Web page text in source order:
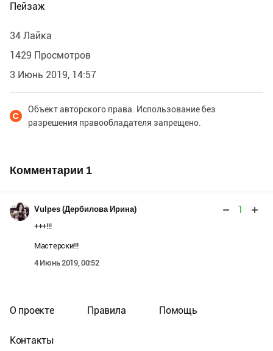
Пейзаж
34 Лайка
1429 Просмотров
3 Июнь 2019, 14:57
Объект авторского права. Использование без
разрешения правообладателя запрещено.
Комментарии 1
Vulpes (Дербилова Ирина) 1
+++!!!
Мастерски!!!
4 Июнь 2019, 00:52
О проекте Правила Помощь
Контакты